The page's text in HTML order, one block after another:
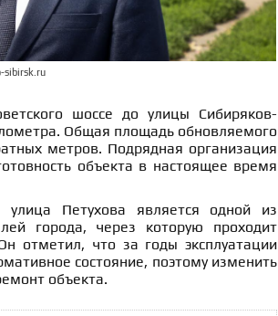
sibirsk.ru
шоссе до улицы Сибиряков-
Общая площадь обновляемого
метров. Подрядная организация
объекта в настоящее время
улица Петухова является одной из
города, через которую проходит
отметил, что за годы эксплуатации
состояние, поэтому изменить
объекта.